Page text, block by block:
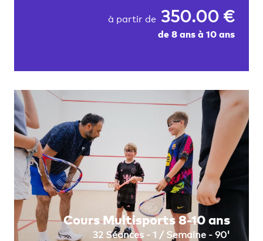
à partir de 350.00 €
de 8 ans à 10 ans
Cours Multisports 8-10 ans
32 Séances - 1 / Semaine - 90'